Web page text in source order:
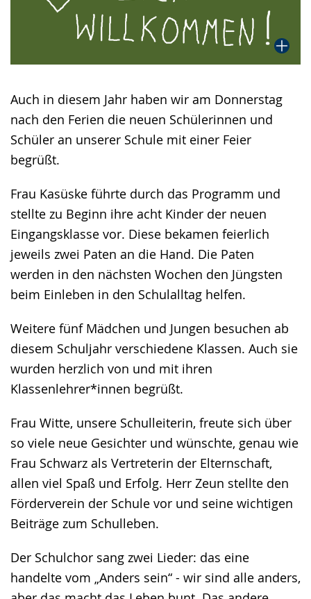
Auch in diesem Jahr haben wir am Donnerstag
nach den Ferien die neuen Schülerinnen und
Schüler an unserer Schule mit einer Feier
begrüßt.
Frau Kasüske führte durch das Programm und
stellte zu Beginn ihre acht Kinder der neuen
Eingangsklasse vor. Diese bekamen feierlich
jeweils zwei Paten an die Hand. Die Paten
werden in den nächsten Wochen den Jüngsten
beim Einleben in den Schulalltag helfen.
Weitere fünf Mädchen und Jungen besuchen ab
diesem Schuljahr verschiedene Klassen. Auch sie
wurden herzlich von und mit ihren
Klassenlehrer*innen begrüßt.
Frau Witte, unsere Schulleiterin, freute sich über
so viele neue Gesichter und wünschte, genau wie
Frau Schwarz als Vertreterin der Elternschaft,
allen viel Spaß und Erfolg. Herr Zeun stellte den
Förderverein der Schule vor und seine wichtigen
Beiträge zum Schulleben.
Der Schulchor sang zwei Lieder: das eine
handelte vom „Anders sein“ - wir sind alle anders,